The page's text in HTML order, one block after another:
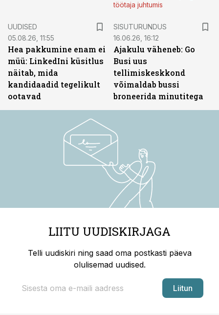
töötaja juhtumis
UUDISED
05.08.26, 11:55
Hea pakkumine enam ei
müü: LinkedIni küsitlus
näitab, mida
kandidaadid tegelikult
ootavad
SISUTURUNDUS
16.06.26, 16:12
Ajakulu väheneb: Go
Busi uus
tellimiskeskkond
võimaldab bussi
broneerida minutitega
LIITU UUDISKIRJAGA
Telli uudiskiri ning saad oma postkasti päeva
olulisemad uudised.
Liitun